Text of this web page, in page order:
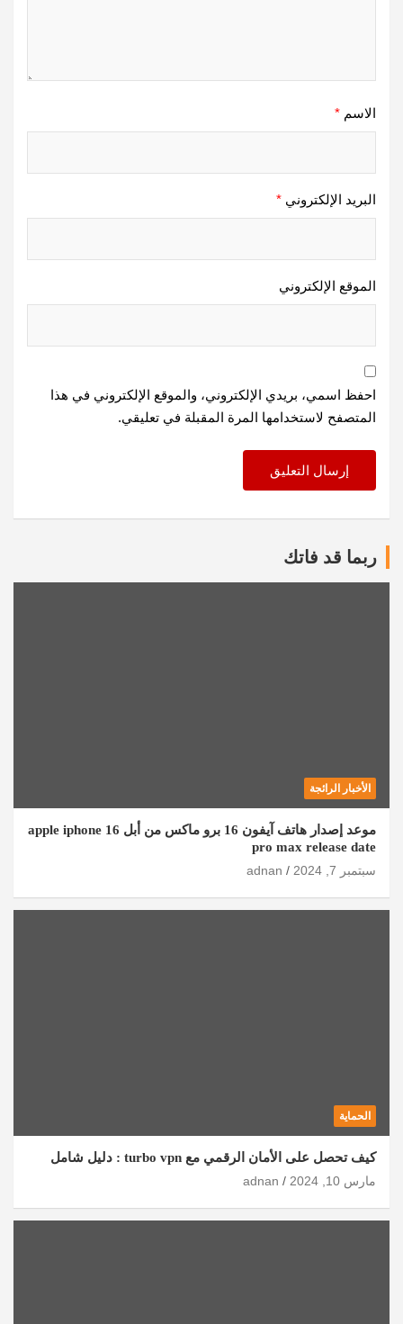
الاسم *
البريد الإلكتروني *
الموقع الإلكتروني
احفظ اسمي، بريدي الإلكتروني، والموقع الإلكتروني في هذا
المتصفح لاستخدامها المرة المقبلة في تعليقي.
ربما قد فاتك
الأخبار الرائجة
موعد إصدار هاتف آيفون 16 برو ماكس من أبل apple iphone 16
pro max release date
سبتمبر 7, 2024
adnan
الحماية
كيف تحصل على الأمان الرقمي مع turbo vpn : دليل شامل
مارس 10, 2024
adnan